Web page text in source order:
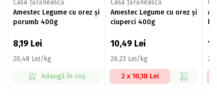
Casa Țărănească
Amestec Legume cu orez și
porumb 400g
8,19 Lei
20,48 Lei/kg
Adaugă în coș
Casa Țărănească
Amestec Legume cu orez și
ciuperci 400g
10,49 Lei
26,23 Lei/kg
2 x 10,18 Lei